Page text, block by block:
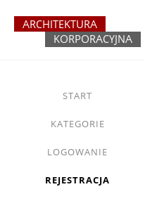
START
KATEGORIE
LOGOWANIE
REJESTRACJA